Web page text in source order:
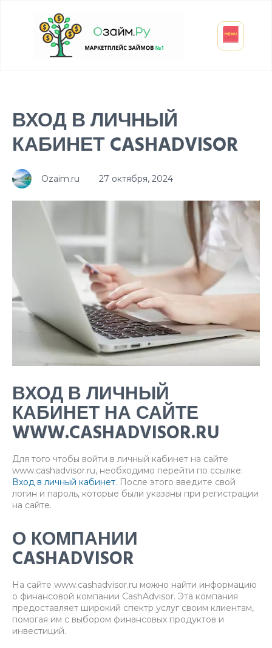
ВХОД В ЛИЧНЫЙ
КАБИНЕТ CASHADVISOR
Ozaim.ru 27 октября, 2024
ВХОД В ЛИЧНЫЙ
КАБИНЕТ НА САЙТЕ
WWW.CASHADVISOR.RU
Для того чтобы войти в личный кабинет на сайте
www.cashadvisor.ru, необходимо перейти по ссылке:
Вход в личный кабинет. После этого введите свой
логин и пароль, которые были указаны при регистрации
на сайте.
О КОМПАНИИ
CASHADVISOR
На сайте www.cashadvisor.ru можно найти информацию
о финансовой компании CashAdvisor. Эта компания
предоставляет широкий спектр услуг своим клиентам,
помогая им с выбором финансовых продуктов и
инвестиций.